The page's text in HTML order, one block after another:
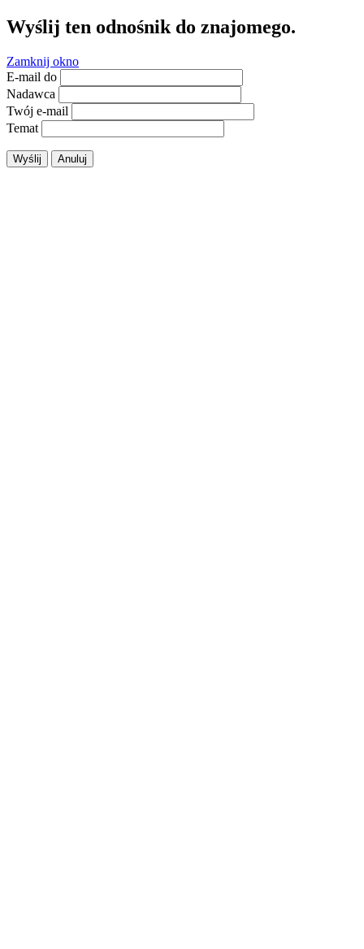
Wyślij ten odnośnik do znajomego.
Zamknij okno
E-mail do
Nadawca
Twój e-mail
Temat
Wyślij Anuluj